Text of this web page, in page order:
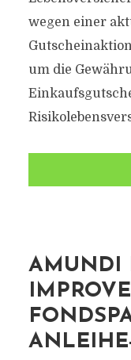
wegen einer
um die
AMUNDI